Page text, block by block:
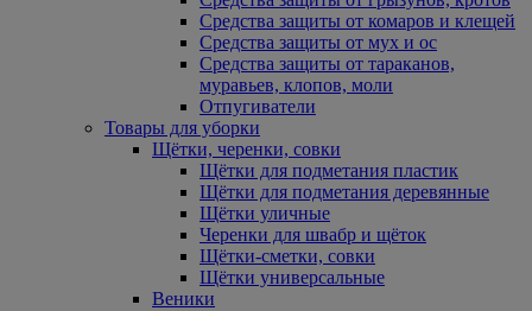
Средства защиты от комаров и клещей
Средства защиты от мух и ос
Средства защиты от тараканов,
муравьев, клопов, моли
Отпугиватели
Товары для уборки
Щётки, черенки, совки
Щётки для подметания пластик
Щётки для подметания деревянные
Щётки уличные
Черенки для швабр и щёток
Щётки-сметки, совки
Щётки универсальные
Веники